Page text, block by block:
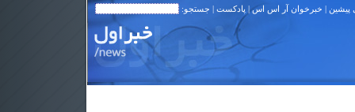
پیشین | خبرخوان آر اس اس| پادکست | جستجو: